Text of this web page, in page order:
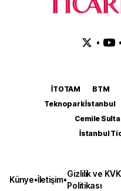
• •
İTOTAM BTM
Teknopark İstanbul
Cemile
İstanbul
Künye•İletişim•
Gizlilik ve
Politikası